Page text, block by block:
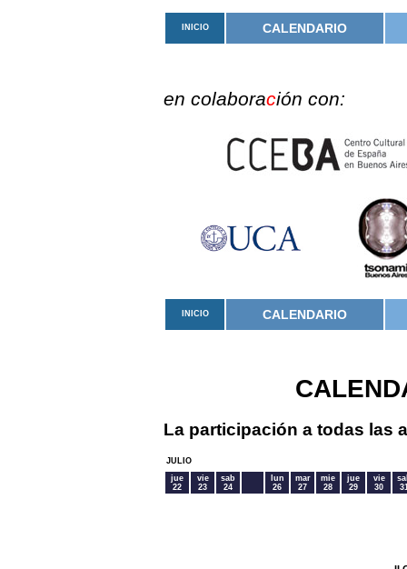
INICIO CALENDARIO
en colaboración con:
INICIO CALENDARIO
La participación a todas las
JULIO
jue
22
vie
23
sab
24
lun
26
mar
27
mie
28
jue
29
vie
30